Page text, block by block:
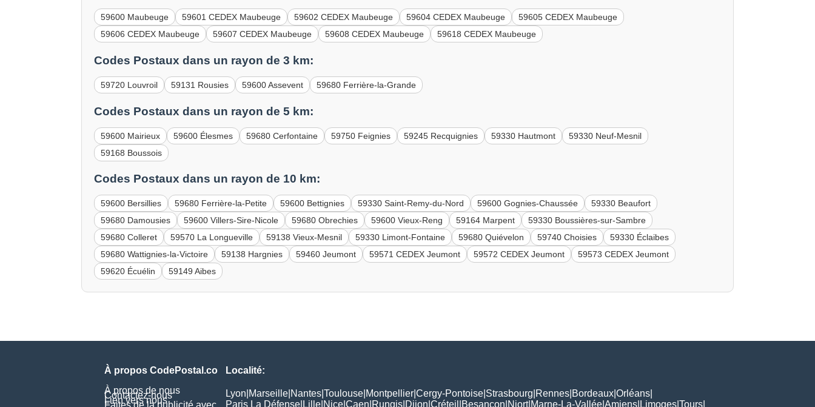
59600 Maubeuge 59601 CEDEX Maubeuge 59602 CEDEX Maubeuge 59604 CEDEX Maubeuge
59605 CEDEX Maubeuge
59606 CEDEX Maubeuge
59607 CEDEX Maubeuge 59608 CEDEX Maubeuge 59618 CEDEX Maubeuge
Codes Postaux dans un rayon de 3 km:
59720 Louvroil 59131 Rousies 59600 Assevent 59680 Ferrière-la-Grande
Codes Postaux dans un rayon de 5 km:
59600 Mairieux 59600 Élesmes 59680 Cerfontaine 59750 Feignies 59245 Recquignies 59330 Hautmont
59330 Neuf-Mesnil
59168 Boussois
Codes Postaux dans un rayon de 10 km:
59600 Bersillies 59680 Ferrière-la-Petite 59600 Bettignies 59330 Saint-Remy-du-Nord 59600 Gognies-Chaussée
59330 Beaufort
59680 Damousies
59600 Villers-Sire-Nicole 59680 Obrechies 59600 Vieux-Reng 59164 Marpent
59330 Boussières-sur-Sambre
59680 Colleret
59570 La Longueville 59138 Vieux-Mesnil 59330 Limont-Fontaine 59680 Quiévelon 59740 Choisies
59330 Éclaibes
59680 Wattignies-la-Victoire
59138 Hargnies 59460 Jeumont 59571 CEDEX Jeumont 59572 CEDEX Jeumont
59573 CEDEX Jeumont
59620 Écuélin
59149 Aibes
À propos CodePostal.co
À propos de nous
Contactez-nous
Lien vers nous
Localité:
Lyon Marseille Nantes Toulouse Montpellier Cergy-Pontoise Strasbourg Rennes Bordeaux Orléans
Paris La Défense Lille Nice Caen Rungis Dijon Créteil Besançon Niort| Marne-La-Vallée Amiens Limoges Tours